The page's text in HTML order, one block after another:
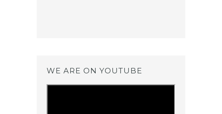
WE ARE ON YOUTUBE